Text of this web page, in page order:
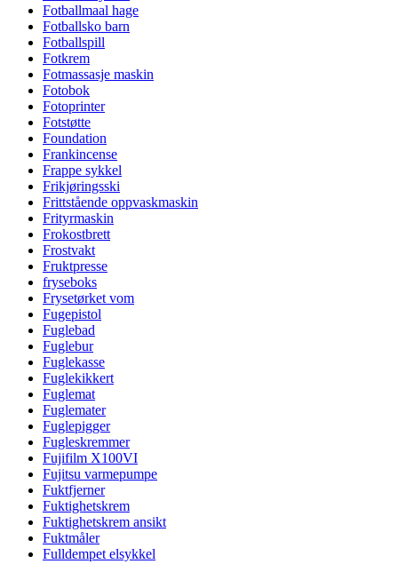
Fotballmaal hage
Fotballsko barn
Fotballspill
Fotkrem
Fotmassasje maskin
Fotobok
Fotoprinter
Fotstøtte
Foundation
Frankincense
Frappe sykkel
Frikjøringsski
Frittstående oppvaskmaskin
Frityrmaskin
Frokostbrett
Frostvakt
Fruktpresse
fryseboks
Frysetørket vom
Fugepistol
Fuglebad
Fuglebur
Fuglekasse
Fuglekikkert
Fuglemat
Fuglemater
Fuglepigger
Fugleskremmer
Fujifilm X100VI
Fujitsu varmepumpe
Fuktfjerner
Fuktighetskrem
Fuktighetskrem ansikt
Fuktmåler
Fulldempet elsykkel